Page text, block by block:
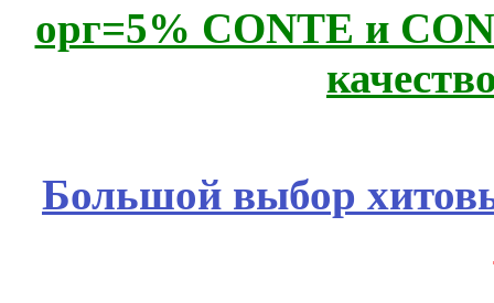
орг=5% CONTE и
Большой выбор